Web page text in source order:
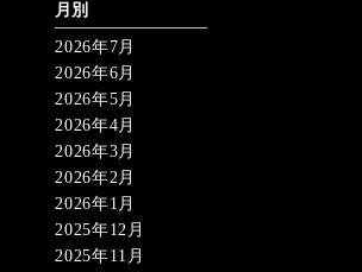
月別
2026年7月
2026年6月
2026年5月
2026年4月
2026年3月
2026年2月
2026年1月
2025年12月
2025年11月